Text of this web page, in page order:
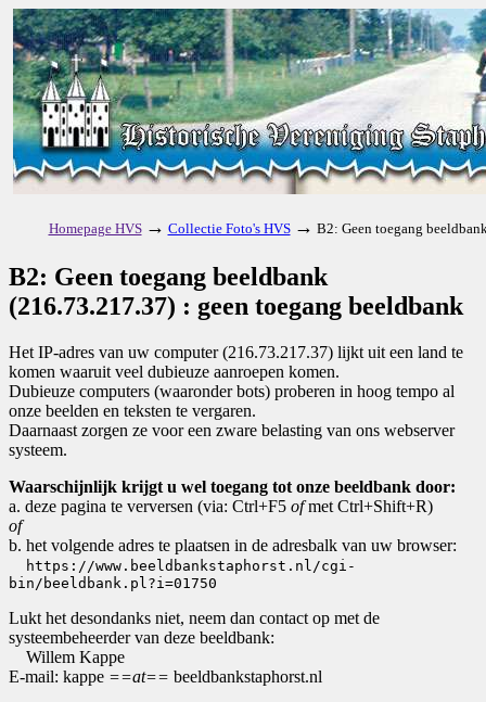
Homepage HVS → Collectie Foto's HVS → B2: Geen toegang
B2: Geen toegang beeldbank
(216.73.217.37) : geen toegang beeldbank
Het IP-adres van uw computer (216.73.217.37) lijkt uit een land te
komen waaruit veel dubieuze aanroepen komen.
Dubieuze computers (waaronder bots) proberen in hoog tempo al
onze beelden en teksten te vergaren.
Daarnaast zorgen ze voor een zware belasting van ons webserver
systeem.
Waarschijnlijk krijgt u wel toegang tot onze beeldbank door:
a. deze pagina te verversen (via: Ctrl+F5 ofmet Ctrl+Shift+R)
of
b. het volgende adres te plaatsen in de adresbalk van uw browser:
https://www.beeldbankstaphorst.nl/cgi-
bin/beeldbank.pl?i=01750
Lukt het desondanks niet, neem dan contact op met de
systeembeheerder van deze beeldbank:
Willem Kappe
E-mail: kappe ==at== beeldbankstaphorst.nl